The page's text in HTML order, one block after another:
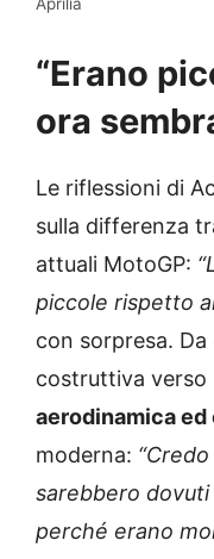
“Erano
ora
Le riflessioni di
sulla differenza
attuali MotoGP:
piccole rispetto
con sorpresa.
costruttiva verso
aerodinamica
moderna:
sarebbero
perché erano